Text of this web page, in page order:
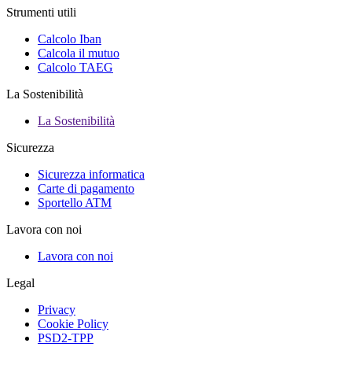
Strumenti utili
Calcolo Iban
Calcola il mutuo
Calcolo TAEG
La Sostenibilità
La Sostenibilità
Sicurezza
Sicurezza informatica
Carte di pagamento
Sportello ATM
Lavora con noi
Lavora con noi
Legal
Privacy
Cookie Policy
PSD2-TPP